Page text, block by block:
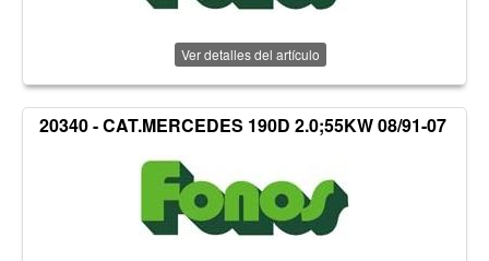
Ver detalles del artículo
20340 - CAT.MERCEDES 190D 2.0;55KW 08/91-07